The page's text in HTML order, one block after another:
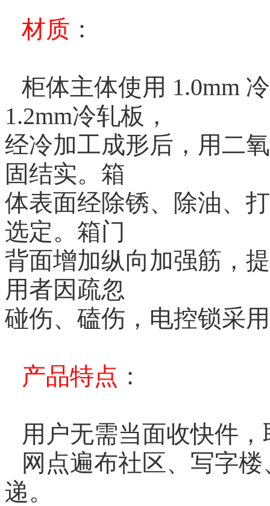
材质 ：
柜体主体使用 1.0mm
1.2mm冷轧板，
经冷加工成形后，用二
固结实。箱
体表面经除锈、除油、
选定。箱门
背面增加纵向加强筋，
用者因疏忽
碰伤、磕伤，电控锁采
产品特点 ：
用户无需当面收快件
网点遍布社区、写字
递。